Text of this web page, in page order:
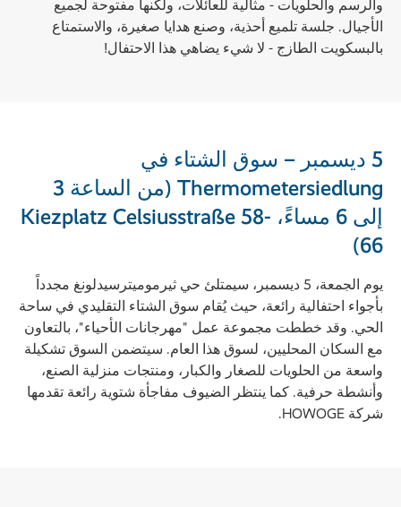
والرسم والحلويات - مثالية للعائلات، ولكنها مفتوحة لجميع
الأجيال. جلسة تلميع أحذية، وصنع هدايا صغيرة، والاستمتاع
بالبسكويت الطازج - لا شيء يضاهي هذا الاحتفال!
5 ديسمبر – سوق الشتاء في
Thermometersiedlung (من الساعة 3
إلى 6 مساءً، Kiezplatz Celsiusstraße 58-
66)
يوم الجمعة، 5 ديسمبر، سيمتلئ حي ثيرموميترسيدلونغ مجدداً
بأجواء احتفالية رائعة، حيث يُقام سوق الشتاء التقليدي في ساحة
الحي. وقد خططت مجموعة عمل "مهرجانات الأحياء"، بالتعاون
مع السكان المحليين، لسوق هذا العام. سيتضمن السوق تشكيلة
واسعة من الحلويات للصغار والكبار، ومنتجات منزلية الصنع،
وأنشطة حرفية. كما ينتظر الضيوف مفاجأة شتوية رائعة تقدمها
شركة HOWOGE.